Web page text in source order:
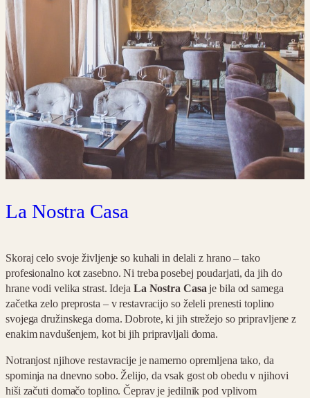
La Nostra Casa
Skoraj celo svoje življenje so kuhali in delali z hrano – tako
profesionalno kot zasebno. Ni treba posebej poudarjati, da jih do
hrane vodi velika strast. Ideja La Nostra Casa je bila od samega
začetka zelo preprosta – v restavracijo so želeli prenesti toplino
svojega družinskega doma. Dobrote, ki jih strežejo so pripravljene z
enakim navdušenjem, kot bi jih pripravljali doma.
Notranjost njihove restavracije je namerno opremljena tako, da
spominja na dnevno sobo. Želijo, da vsak gost ob obedu v njihovi
hiši začuti domačo toplino. Čeprav je jedilnik pod vplivom